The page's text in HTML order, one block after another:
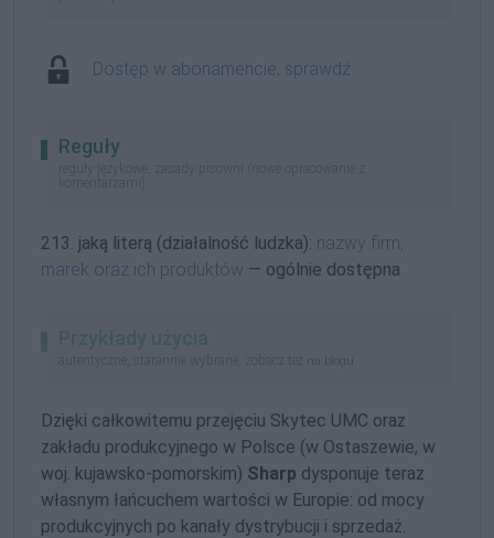
Dostęp w abonamencie, sprawdź
Reguły
reguły językowe, zasady pisowni (nowe opracowanie z
komentarzami)
213. jaką literą (działalność ludzka): nazwy firm,
marek oraz ich produktów — ogólnie dostępna
Przykłady użycia
autentyczne, starannie wybrane, zobacz też na blogu
Dzięki całkowitemu przejęciu Skytec UMC oraz
zakładu produkcyjnego w Polsce (w Ostaszewie, w
woj. kujawsko-pomorskim) Sharp dysponuje teraz
własnym łańcuchem wartości w Europie: od mocy
produkcyjnych po kanały dystrybucji i sprzedaż.